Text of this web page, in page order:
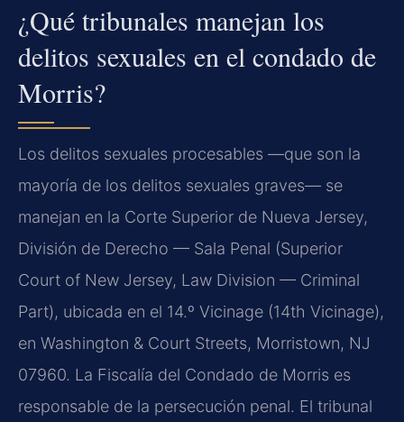
¿Qué tribunales manejan los
delitos sexuales en el condado de
Morris?
Los delitos sexuales procesables —que son la
mayoría de los delitos sexuales graves— se
manejan en la Corte Superior de Nueva Jersey,
División de Derecho — Sala Penal (Superior
Court of New Jersey, Law Division — Criminal
Part), ubicada en el 14.º Vicinage (14th Vicinage),
en Washington & Court Streets, Morristown, NJ
07960. La Fiscalía del Condado de Morris es
responsable de la persecución penal. El tribunal